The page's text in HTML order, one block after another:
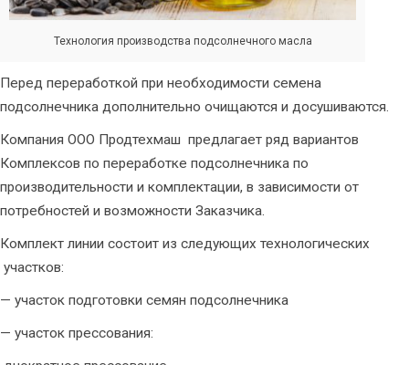
Технология производства подсолнечного масла
Перед переработкой при необходимости семена
подсолнечника дополнительно очищаются и досушиваются.
Компания ООО Продтехмаш предлагает ряд вариантов
Комплексов по переработке подсолнечника по
производительности и комплектации, в зависимости от
потребностей и возможности Заказчика.
Комплект линии состоит из следующих технологических
участков:
— участок подготовки семян подсолнечника
— участок прессования: